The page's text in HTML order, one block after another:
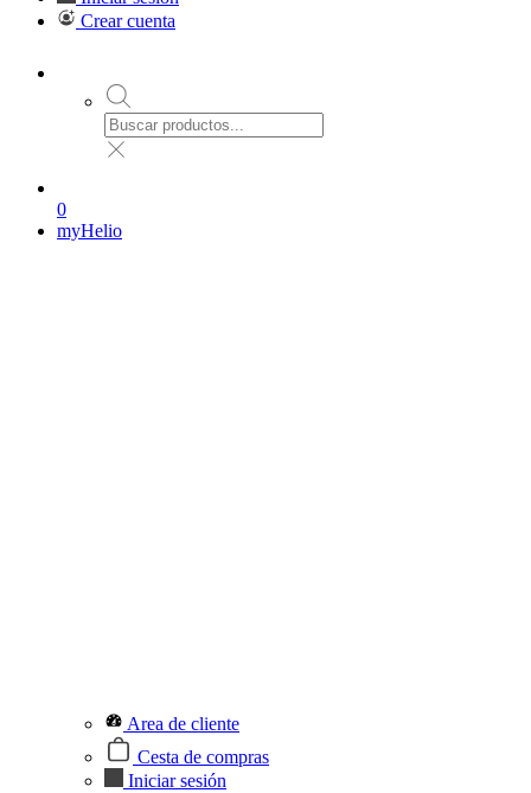
Crear cuenta
0
myHelio
Area de cliente
Cesta de compras
Iniciar sesión